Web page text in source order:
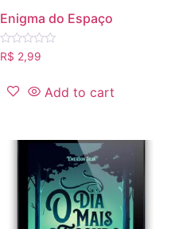
Enigma do Espaço
Rated
0
of
R$ 2,99
Add to cart